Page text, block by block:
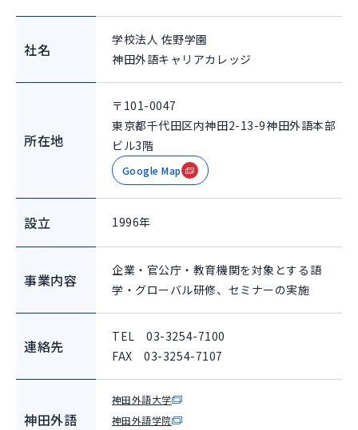
社名
学校法人 佐野学園
神田外語キャリアカレッジ
所在地
〒101-0047
東京都千代田区内神田2-13-9神田外語本部
ビル3階
Google Map
設立 1996年
事業内容
企業・官公庁・教育機関を対象とする語
学・グローバル研修、セミナーの実施
連絡先
TEL 03-3254-7100
FAX 03-3254-7107
神田外語
神田外語大学
神田外語学院